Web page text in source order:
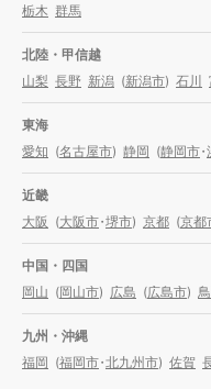
栃木 群馬
北陸・甲信越
山梨 長野 新潟 (新潟市) 石川
東海
愛知 (名古屋市) 静岡 (静岡市・
近畿
大阪 (大阪市・堺市) 京都 (京都
中国・四国
岡山 (岡山市) 広島 (広島市)
九州・沖縄
福岡 (福岡市・北九州市) 佐賀